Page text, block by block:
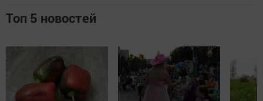
Топ 5 новостей